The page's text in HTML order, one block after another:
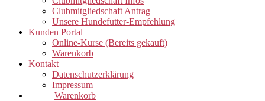
Clubmitgliedschaft Antrag
Unsere Hundefutter-Empfehlung
Kunden Portal
Online-Kurse (Bereits gekauft)
Warenkorb
Kontakt
Datenschutzerklärung
Impressum
Warenkorb